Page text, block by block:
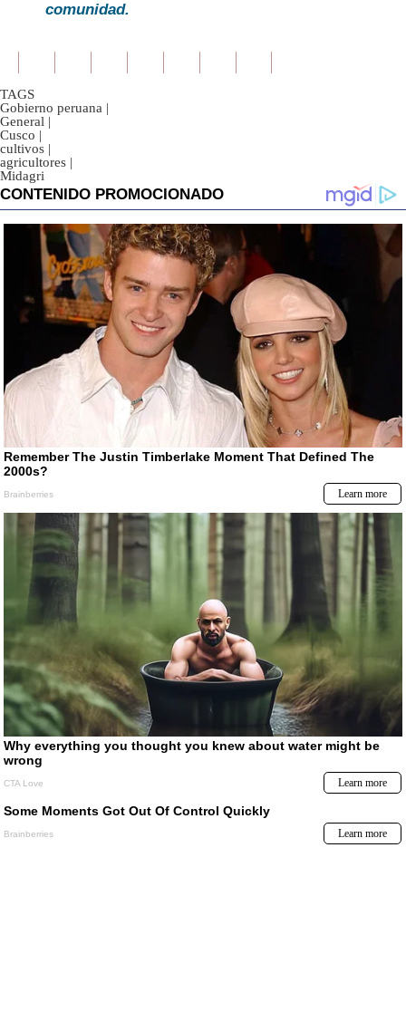
comunidad.
TAGS
Gobierno peruana |
General |
Cusco |
cultivos |
agricultores |
Midagri